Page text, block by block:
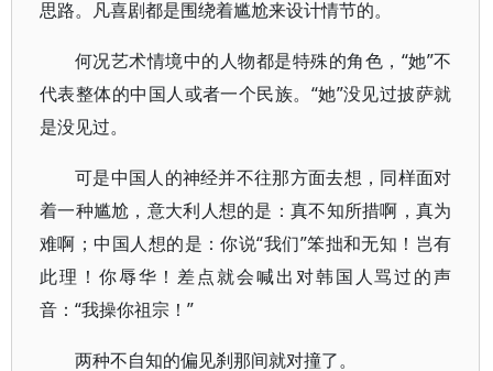
思路。凡喜剧都是围绕着尴尬来设计情节的。
何况艺术情境中的人物都是特殊的角色，“她”不
代表整体的中国人或者一个民族。“她”没见过披萨就
是没见过。
可是中国人的神经并不往那方面去想，同样面对
着一种尴尬，意大利人想的是：真不知所措啊，真为
难啊；中国人想的是：你说“我们”笨拙和无知！岂有
此理！你辱华！差点就会喊出对韩国人骂过的声
音：“我操你祖宗！”
两种不自知的偏见刹那间就对撞了。